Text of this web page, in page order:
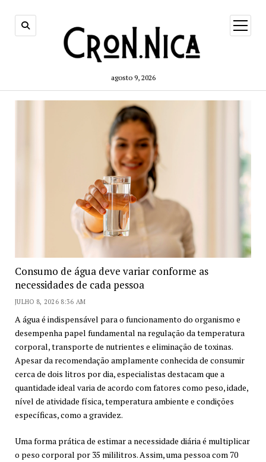
agosto 9, 2026
open
menu
Consumo de água deve variar conforme as
necessidades de cada pessoa
JULHO 8, 2026 8:36 AM
A água é indispensável para o funcionamento do organismo e
desempenha papel fundamental na regulação da temperatura
corporal, transporte de nutrientes e eliminação de toxinas.
Apesar da recomendação amplamente conhecida de consumir
cerca de dois litros por dia, especialistas destacam que a
quantidade ideal varia de acordo com fatores como peso, idade,
nível de atividade física, temperatura ambiente e condições
específicas, como a gravidez.
Uma forma prática de estimar a necessidade diária é multiplicar
o peso corporal por 35 mililitros. Assim, uma pessoa com 70